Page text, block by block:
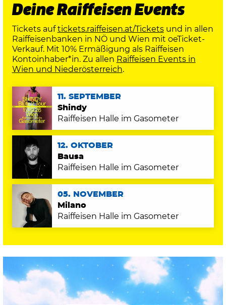
Deine Raiffeisen Events
Tickets auftickets.raiffeisen.at/Ticketsund in allen
Raiffeisenbanken in NÖ und Wien mit oeTicket-
Verkauf. Mit 10% Ermäßigung als Raiffeisen
Kontoinhaber*in. Zu allen Raiffeisen Events in
Wien und Niederösterreich.
11. SEPTEMBER
Shindy
Raiffeisen Halle im Gasometer
12. OKTOBER
Bausa
Raiffeisen Halle im Gasometer
05. NOVEMBER
Milano
Raiffeisen Halle im Gasometer